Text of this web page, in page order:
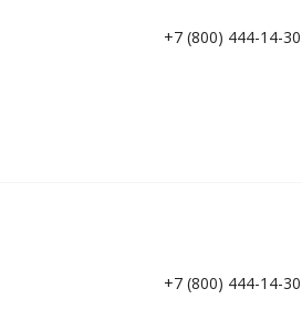
+7 (800) 444-14-30
+7 (800) 444-14-30